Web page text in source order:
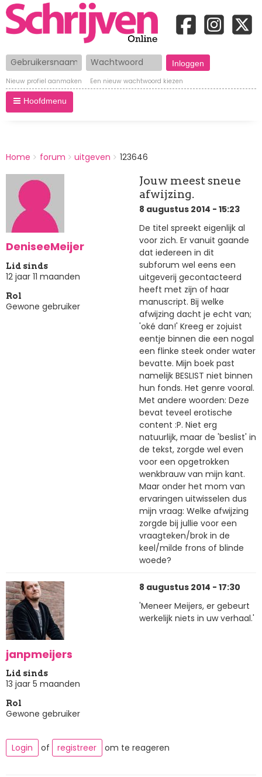
Gebruikersnaam Wachtwoord
Nieuw profiel aanmaken Een nieuw wachtwoord kiezen
Hoofdmenu
BREADCRUMBS
You
here:
Home forum uitgeven 123646
DeniseeMeijer
Lid sinds
12 jaar 11 maanden
Rol
Gewone gebruiker
Jouw meest sneue
afwijzing.
8 augustus 2014 - 15:23
De titel spreekt eigenlijk al
voor zich. Er vanuit gaande
dat iedereen in dit
subforum wel eens een
uitgeverij gecontacteerd
heeft met zijn of haar
manuscript. Bij welke
afwijzing dacht je echt van;
'oké dan!' Kreeg er zojuist
eentje binnen die een nogal
een flinke steek onder water
bevatte. Mijn boek past
namelijk BESLIST niet binnen
hun fonds. Het genre vooral.
Met andere woorden: Deze
bevat teveel erotische
content :P. Niet erg
natuurlijk, maar de 'beslist' in
de tekst, zorgde wel even
voor een opgetrokken
wenkbrauw van mijn kant.
Maar onder het mom van
ervaringen uitwisselen dus
mijn vraag: Welke afwijzing
zorgde bij jullie voor een
vraagteken/brok in de
keel/milde frons of blinde
woede?
janpmeijers
Lid sinds
13 jaar 5 maanden
Rol
Gewone gebruiker
8 augustus 2014 - 17:30
'Meneer Meijers, er gebeurt
werkelijk niets in uw verhaal.'
Login of registreer om te reageren